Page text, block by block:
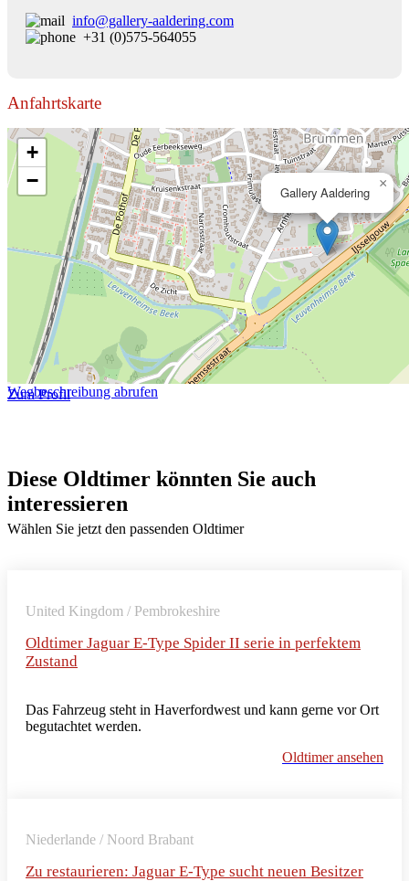
info@gallery-aaldering.com
+31 (0)575-564055
Anfahrtskarte
Gallery Aaldering
×
+
−
Wegbeschreibung abrufen
Zum Profil
Diese Oldtimer könnten Sie auch
interessieren
Wählen Sie jetzt den passenden Oldtimer
United Kingdom / Pembrokeshire
Oldtimer Jaguar E-Type Spider II serie in perfektem
Zustand
Das Fahrzeug steht in Haverfordwest und kann gerne vor Ort
begutachtet werden.
Oldtimer ansehen
Niederlande / Noord Brabant
Zu restaurieren: Jaguar E-Type sucht neuen Besitzer